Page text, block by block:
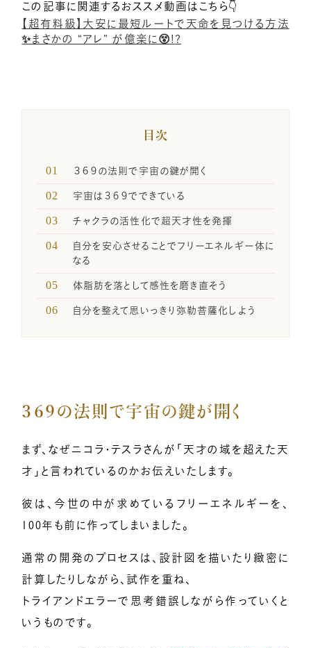
億楽®メソッドとは
引き寄せレポート
億楽®マインド
マスターコーチ認定者一覧
一般の方のお問い合わせ
企業・経営者向け研修のご案内
メンバー募集
この記事に関連するおススメ動画はこちら👇
【超有料級】大安に最短ルートで天命を見つける方法
✨まさかの “アレ” が億楽に😵!?
目次
３６９の法則で宇宙の鍵が開く
宇宙は３６９でできている
チャクラの活性化で超天才性を発揮
自分を安心させることでフリーエネルギー体に
なる
体脂肪を落として感性を磨き直そう
自分を整えて思いっきり弥勒菩薩化しよう
３６９の法則で宇宙の鍵が開く
まず、なぜニコラ・テスラさんが「天才の域を超えた天
才」と言われているのかお伝えいたします。
彼は、今世の中が求めているフリーエネルギーを、
100年も前に作ってしまいました。
通常の開発のプロセスは、設計図を描いたり緻密に
計算したりしながら、試作を重ね、
トライアンドエラーで思考錯誤しながら作っていくと
いうものです。